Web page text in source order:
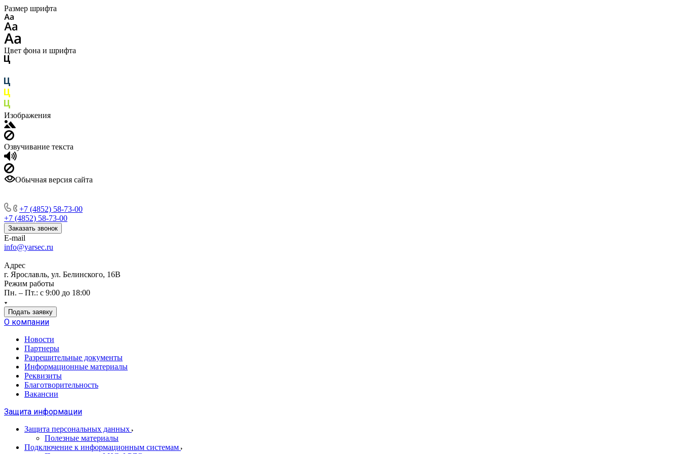
Размер шрифта
Цвет фона и шрифта
Изображения
Озвучивание текста
Обычная версия сайта
+7 (4852) 58-73-00
+7 (4852) 58-73-00
Заказать звонок
E-mail
info@yarsec.ru
Адрес
г. Ярославль, ул. Белинского, 16В
Режим работы
Пн. – Пт.: с 9:00 до 18:00
Подать заявку
О компании
Новости
Партнеры
Разрешительные документы
Информационные материалы
Реквизиты
Благотворительность
Вакансии
Защита информации
Защита персональных данных
Полезные материалы
Подключение к информационным системам